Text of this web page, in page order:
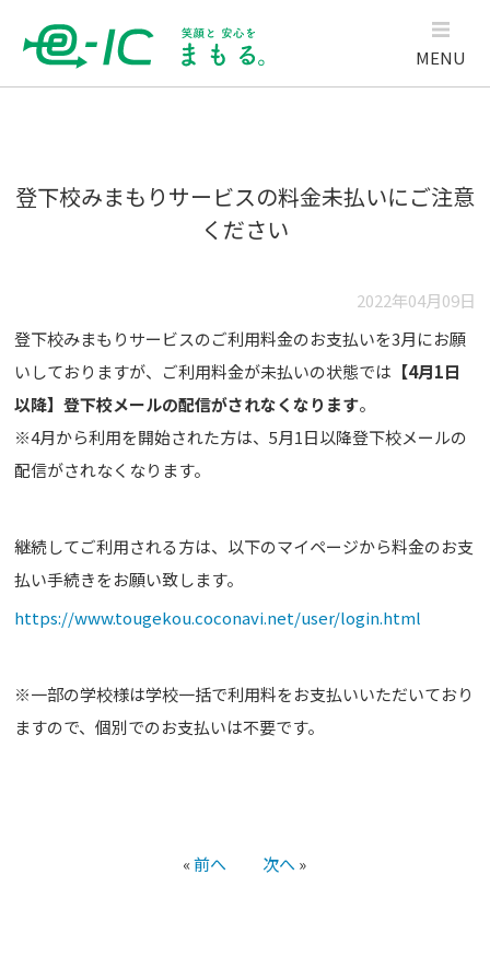
MENU
登下校みまもりサービスの料金未払いにご注意
ください
2022年04月09日
登下校みまもりサービスのご利用料金のお支払いを3月にお願
いしておりますが、ご利用料金が未払いの状態では 【4月1日
以降】登下校メールの配信がされなくなります。
※4月から利用を開始された方は、5月1日以降登下校メールの
配信がされなくなります。
継続してご利用される方は、以下のマイページから料金のお支
払い手続きをお願い致します。
https://www.tougekou.coconavi.net/user/login.html
※一部の学校様は学校一括で利用料をお支払いいただいており
ますので、個別でのお支払いは不要です。
«前へ 次へ »